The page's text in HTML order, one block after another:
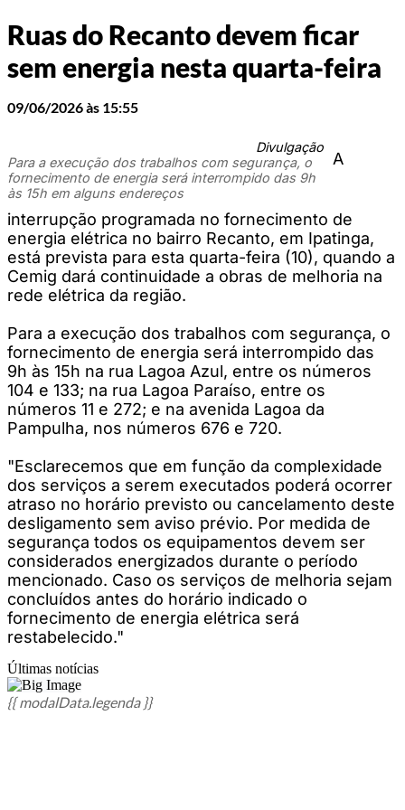
Ruas do Recanto devem ficar
sem energia nesta quarta-feira
09/06/2026 às 15:55
Divulgação
Para a execução dos trabalhos com segurança, o
fornecimento de energia será interrompido das 9h
às 15h em alguns endereços
A
interrupção programada no fornecimento de
energia elétrica no bairro Recanto, em Ipatinga,
está prevista para esta quarta-feira (10), quando a
Cemig dará continuidade a obras de melhoria na
rede elétrica da região.
Para a execução dos trabalhos com segurança, o
fornecimento de energia será interrompido das
9h às 15h na rua Lagoa Azul, entre os números
104 e 133; na rua Lagoa Paraíso, entre os
números 11 e 272; e na avenida Lagoa da
Pampulha, nos números 676 e 720.
"Esclarecemos que em função da complexidade
dos serviços a serem executados poderá ocorrer
atraso no horário previsto ou cancelamento deste
desligamento sem aviso prévio. Por medida de
segurança todos os equipamentos devem ser
considerados energizados durante o período
mencionado. Caso os serviços de melhoria sejam
concluídos antes do horário indicado o
fornecimento de energia elétrica será
restabelecido."
Últimas notícias
{{ modalData.legenda }}